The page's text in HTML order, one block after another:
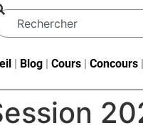
| Blog | Cours | Concours |